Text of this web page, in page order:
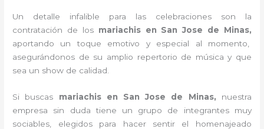
Un detalle infalible para las celebraciones son la
contratación de losmariachis en San Jose de Minas,
aportando un toque emotivo y especial al momento,
asegurándonos de su amplio repertorio de música y que
sea un show de calidad.
Si buscas mariachis en San Jose de Minas, nuestra
empresa
sin duda tiene un grupo de integrantes muy
sociables, elegidos para hacer sentir el homenajeado